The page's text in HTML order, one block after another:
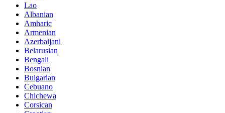
Lao
Albanian
Amharic
Armenian
Azerbaijani
Belarusian
Bengali
Bosnian
Bulgarian
Cebuano
Chichewa
Corsican